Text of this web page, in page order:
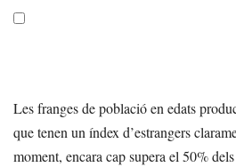
Les franges de població en edats
que tenen un índex d’estrangers
moment, encara cap supera el 50%